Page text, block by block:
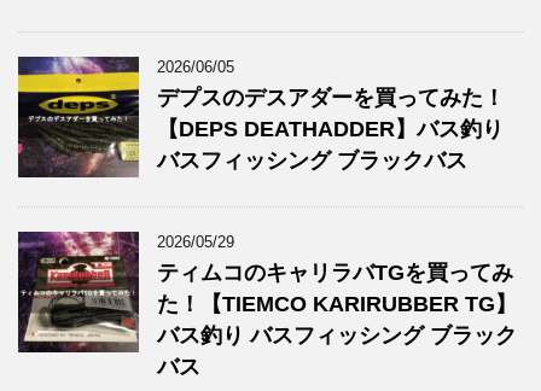
2026/06/05
デプスのデスアダーを買ってみた！
【DEPS DEATHADDER】バス釣り
バスフィッシング ブラックバス
2026/05/29
ティムコのキャリラバTGを買ってみ
た！【TIEMCO KARIRUBBER TG】
バス釣り バスフィッシング ブラック
バス